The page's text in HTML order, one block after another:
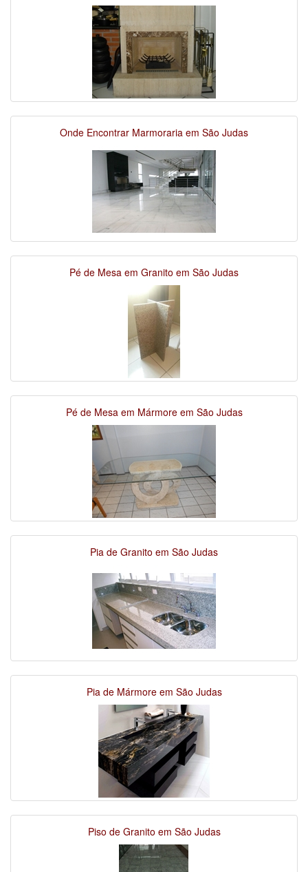
Onde Encontrar Marmoraria em São Judas
Pé de Mesa em Granito em São Judas
Pé de Mesa em Mármore em São Judas
Pia de Granito em São Judas
Pia de Mármore em São Judas
Piso de Granito em São Judas